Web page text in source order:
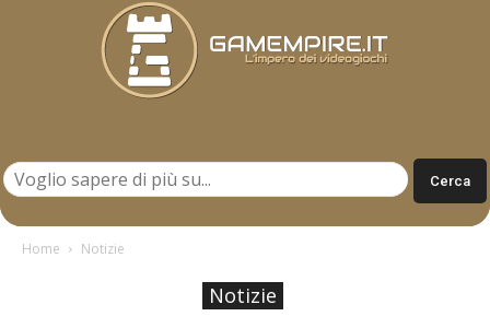
Home Notizie
Notizie